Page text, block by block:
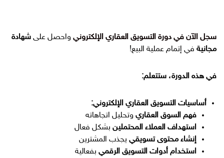
سجل الآن في دورة التسويق العقاري الإلكتروني واحصل على شهادة
مجانية في إتمام عملية البيع!
في هذه الدورة، ستتعلم:
أساسيات التسويق العقاري الإلكتروني:
فهم السوق العقاري وتحليل اتجاهاته
استهداف العملاء المحتملين بشكل فعال
إنشاء محتوى تسويقي يجذب المشترين
استخدام أدوات التسويق الرقمي بفعالية